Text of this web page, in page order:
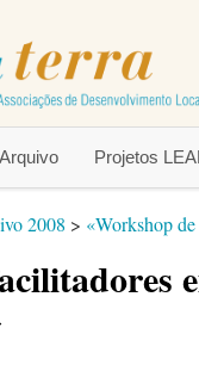
Arquivo Projetos
2008 > «Workshop